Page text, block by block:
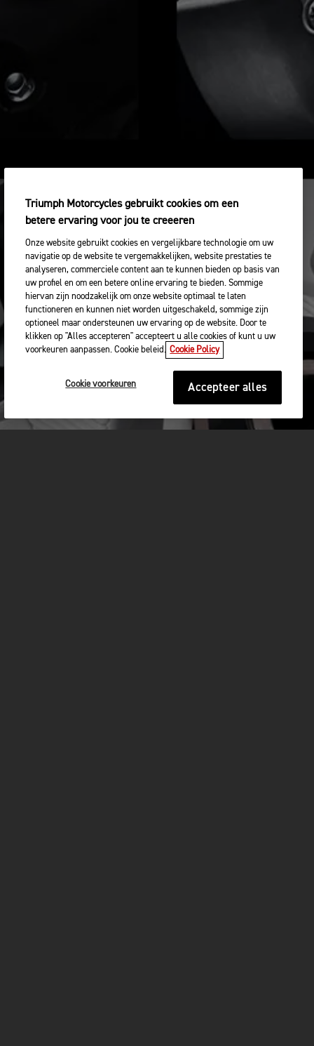
Triumph Motorcycles gebruikt cookies om een
betere ervaring voor jou te creeeren
Onze website gebruikt cookies en vergelijkbare technologie om uw
navigatie op de website te vergemakkelijken, website prestaties te
analyseren, commerciele content aan te kunnen bieden op basis van
uw profiel en om een betere online ervaring te bieden. Sommige
hiervan zijn noodzakelijk om onze website optimaal te laten
functioneren en kunnen niet worden uitgeschakeld, sommige zijn
optioneel maar ondersteunen uw ervaring op de website. Door te
klikken op "Alles accepteren" accepteert u alle cookies of kunt u uw
voorkeuren aanpassen. Cookie beleid. Cookie Policy
Cookie voorkeuren Accepteer alles